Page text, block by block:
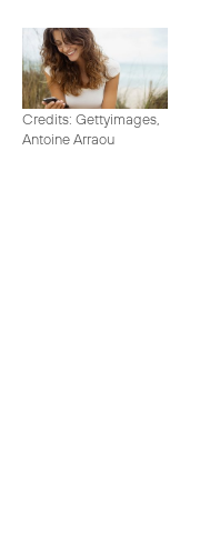
Credits: Gettyimages,
Antoine Arraou